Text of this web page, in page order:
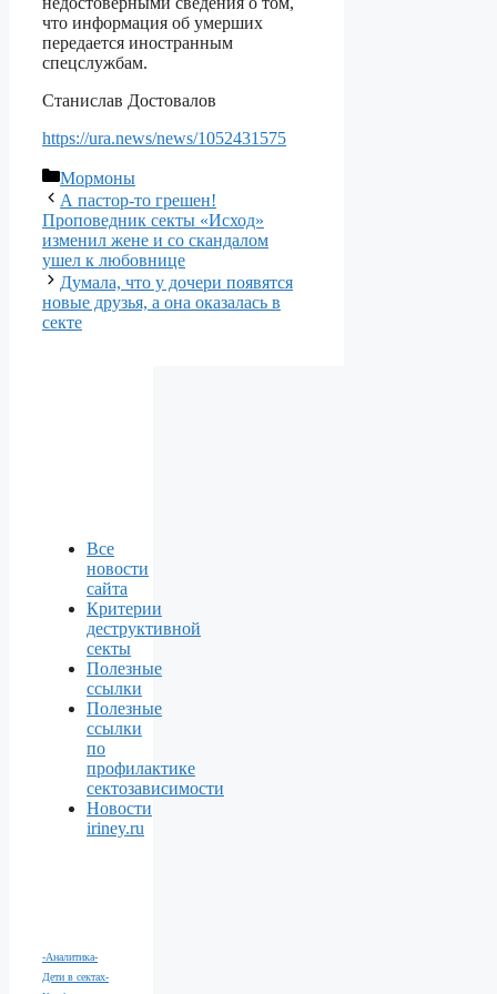
что информация об умерших
передается иностранным
спецслужбам.
Станислав Достовалов
https://ura.news/news/1052431575
Рубрики
Мормоны
А пастор-то грешен!
Проповедник секты «Исход»
изменил жене и со скандалом
ушел к любовнице
Думала, что у дочери появятся
новые друзья, а она оказалась в
секте
Все
новости
сайта
Критерии
деструктивной
секты
Полезные
ссылки
Полезные
ссылки
по
профилактике
сектозависимости
Новости
iriney.ru
-Аналитика-
Дети в сектах-